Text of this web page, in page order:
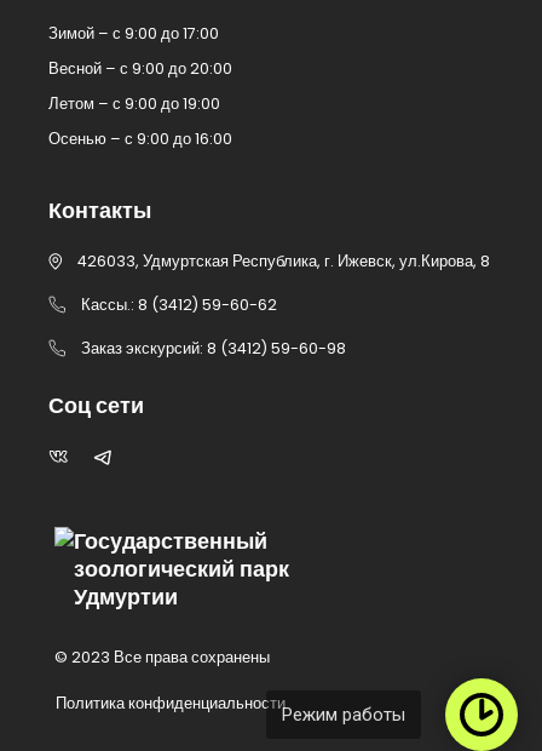
Режим работы
Государственный
зоологический парк
Удмуртии
© 2023 Все права сохранены
Политика конфиденциальности
Зимой – с 9:00 до 17:00
Весной – с 9:00 до 20:00
Летом – с 9:00 до 19:00
Осенью – с 9:00 до 16:00
Контакты
426033, Удмуртская Республика, г. Ижевск, ул.Кирова, 8
Кассы.: 8 (3412) 59-60-62
Заказ экскурсий: 8 (3412) 59-60-98
Соц сети